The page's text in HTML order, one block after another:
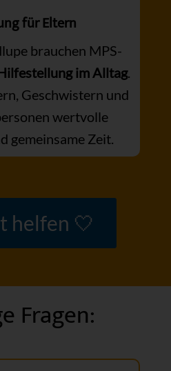
für Eltern
brauchen MPS-
im Alltag.
Geschwistern und
wertvolle
gemeinsame Zeit.
helfen 🤍
Fragen: